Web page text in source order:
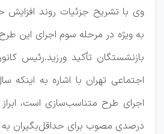
وی با تشریح جزئیات روند
به ویژه در مرحله سوم اجرای این
بازنشستگان تأکید ورزید.رئیس
اجتماعی تهران با اشاره به